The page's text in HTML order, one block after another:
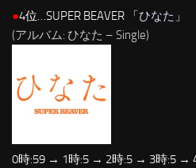
●4位…SUPER BEAVER 「ひなた 」
(アルバム: ひなた – Single)
0時:59 → 1時:5 → 2時:5 → 3時:5 →